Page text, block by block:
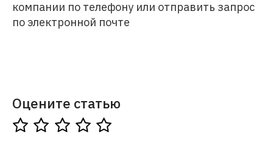
компании по телефону или отправить запрос
по электронной почте
Оцените статью